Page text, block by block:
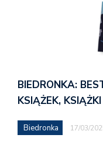
BIEDRONKA:
KSIĄŻEK,
Biedronka 17/03/